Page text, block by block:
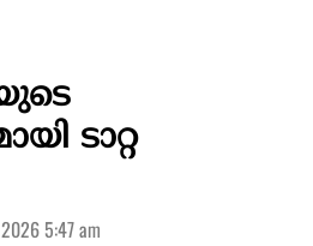
ടാറ്റ
5:47 am